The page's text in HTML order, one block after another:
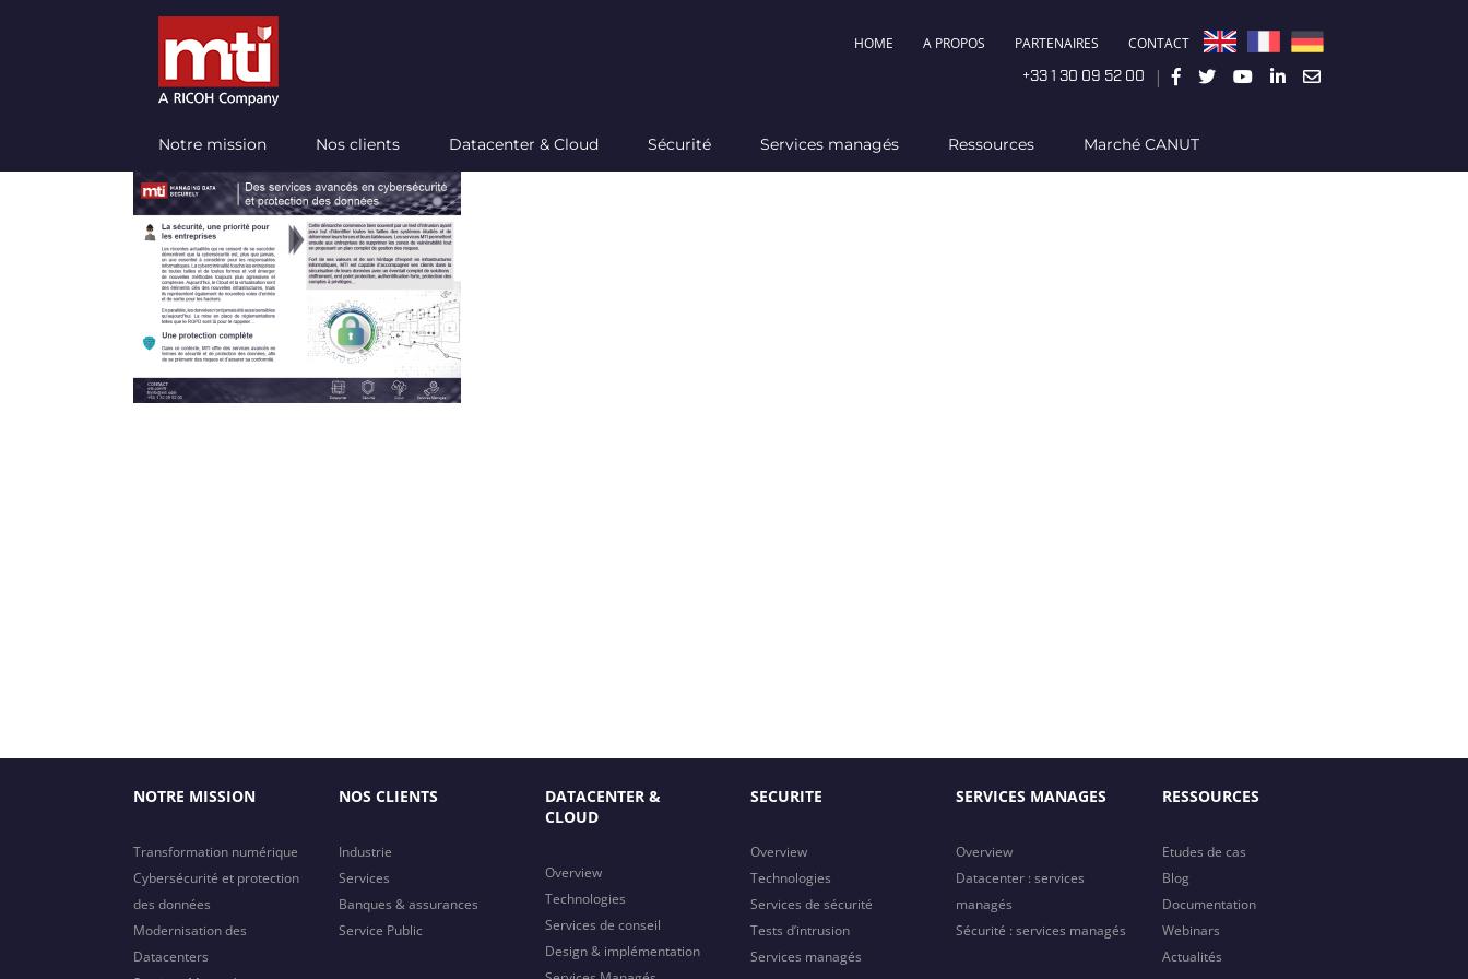
HOME A PROPOS PARTENAIRES CONTACT
+33 1 30 09 52 00 |
Notre mission Nos clients Datacenter & Cloud Sécurité Services managés Ressources Marché CANUT
NOTRE MISSION
Transformation numérique
Cybersécurité et protection
des données
Modernisation des
Datacenters
NOS CLIENTS
Industrie
Services
Banques & assurances
Service Public
DATACENTER &
CLOUD
Overview
Technologies
Services de conseil
Design & implémentation
SECURITE
Overview
Technologies
Services de sécurité
Tests d’intrusion
Services managés
SERVICES MANAGES
Overview
Datacenter : services
managés
Sécurité : services managés
RESSOURCES
Etudes de cas
Blog
Documentation
Webinars
Actualités